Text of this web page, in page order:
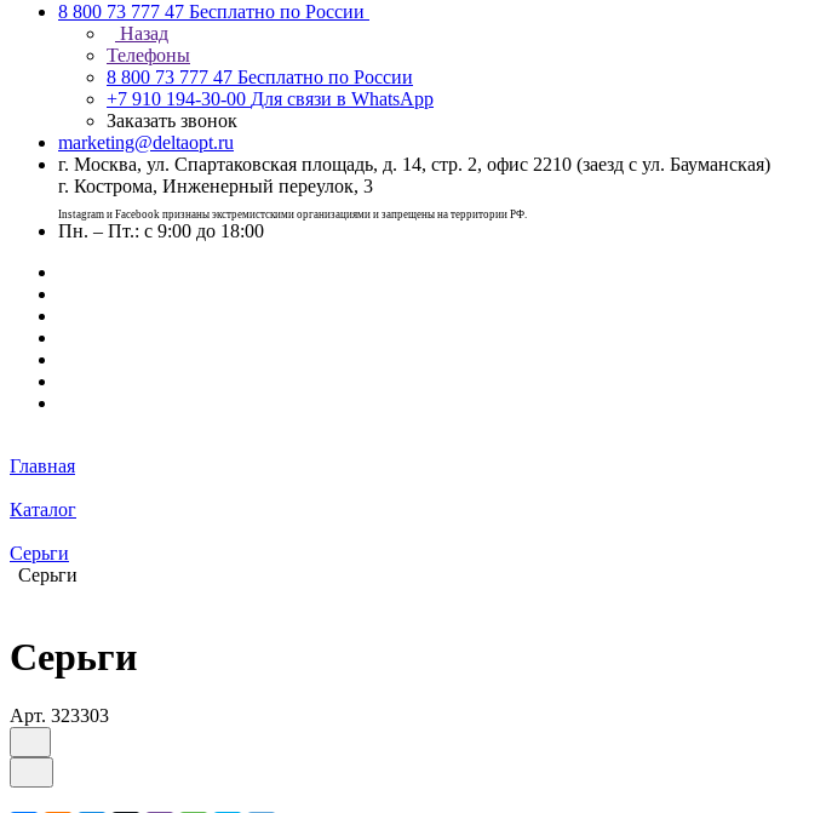
8 800 73 777 47 Бесплатно по России
Назад
Телефоны
8 800 73 777 47 Бесплатно по России
+7 910 194-30-00 Для связи в WhatsApp
Заказать звонок
marketing@deltaopt.ru
г. Москва, ул. Спартаковская площадь, д. 14, стр. 2, офис 2210 (заезд с ул. Бауманская)
г. Кострома, Инженерный переулок, 3
Instagram и Facebook признаны экстремистскими организациями и запрещены на территории РФ.
Пн. – Пт.: с 9:00 до 18:00
Главная
Каталог
Серьги
Серьги
Серьги
Арт. 323303